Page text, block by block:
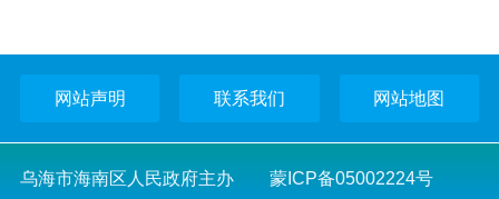
网站声明 联系我们 网站地图
乌海市海南区人民政府主办 蒙ICP备05002224号